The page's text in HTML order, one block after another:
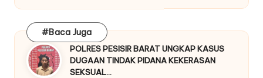
#Baca Juga
POLRES PESISIR BARAT UNGKAP KASUS
DUGAAN TINDAK PIDANA KEKERASAN
SEKSUAL…